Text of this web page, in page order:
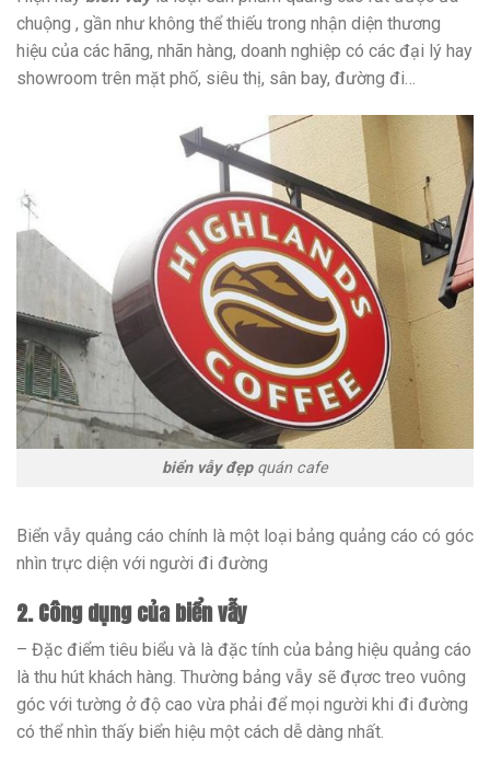
chuộng , gần như không thể thiếu trong nhận diện thương
hiệu của các hãng, nhãn hàng, doanh nghiệp có các đại lý hay
showroom trên mặt phố, siêu thị, sân bay, đường đi…
biển vẫy đẹpquán cafe
Biển vẫy quảng cáo chính là một loại bảng quảng cáo có góc
nhìn trực diện với người đi đường
2. Công dụng của biển vẫy
– Đặc điểm tiêu biểu và là đặc tính của bảng hiệu quảng cáo
là thu hút khách hàng. Thường bảng vẫy sẽ đựơc treo vuông
góc với tường ở độ cao vừa phải để mọi người khi đi đường
có thể nhìn thấy biển hiệu một cách dễ dàng nhất.